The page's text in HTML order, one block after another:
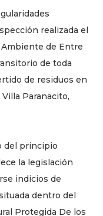
realizada el
Ambiente de Entre
de toda
de residuos en
Paranacito,
del principio
la legislación
indicios de
dentro del
Protegida De los